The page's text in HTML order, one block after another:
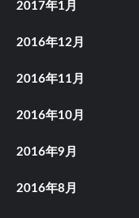
2017年1月
2016年12月
2016年11月
2016年10月
2016年9月
2016年8月